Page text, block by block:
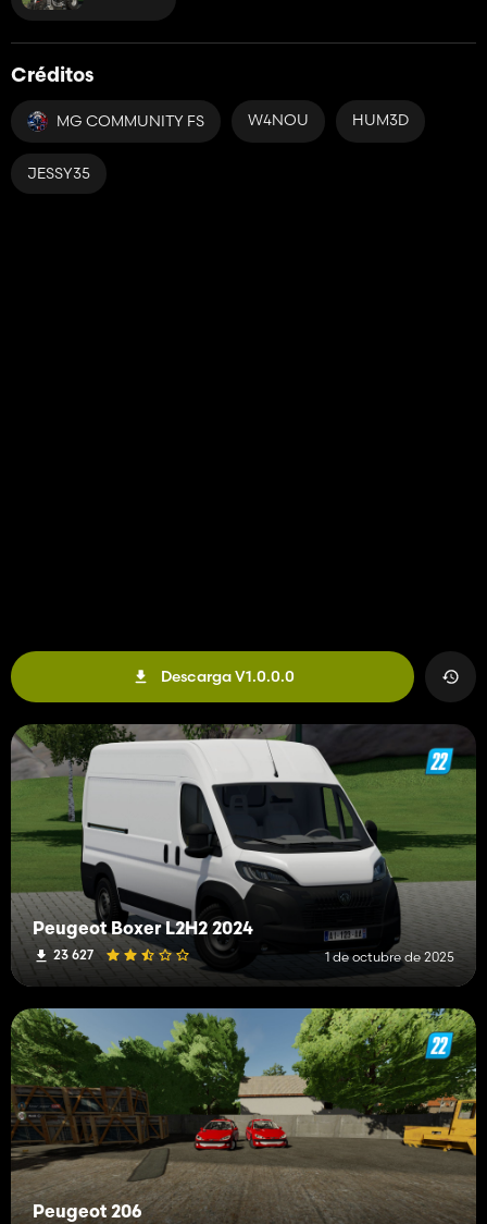
Créditos
MG COMMUNITY FS W4NOU HUM3D
JESSY35
Descarga V1.0.0.0
Peugeot Boxer L2H2 2024
23 627 1 de octubre de 2025
Peugeot 206